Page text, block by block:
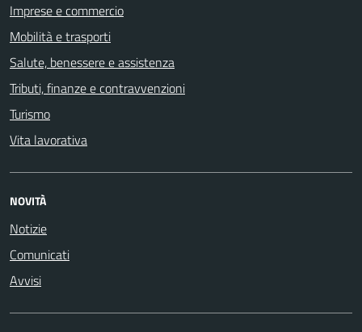
Imprese e commercio
Mobilità e trasporti
Salute, benessere e assistenza
Tributi, finanze e contravvenzioni
Turismo
Vita lavorativa
NOVITÀ
Notizie
Comunicati
Avvisi